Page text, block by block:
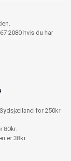
2080 hvis du har
for 250kr
80kr.
er 38kr.